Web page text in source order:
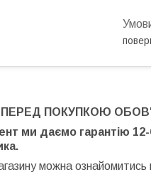
ПЕРЕД ПОКУПКОЮ
ми даємо гарантію 12-
можна ознайомитись